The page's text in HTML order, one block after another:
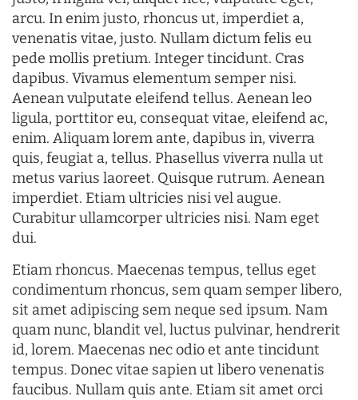
arcu. In enim justo, rhoncus ut, imperdiet a,
venenatis vitae, justo. Nullam dictum felis eu
pede mollis pretium. Integer tincidunt. Cras
dapibus. Vivamus elementum semper nisi.
Aenean vulputate eleifend tellus. Aenean leo
ligula, porttitor eu, consequat vitae, eleifend ac,
enim. Aliquam lorem ante, dapibus in, viverra
quis, feugiat a, tellus. Phasellus viverra nulla ut
metus varius laoreet. Quisque rutrum. Aenean
imperdiet. Etiam ultricies nisi vel augue.
Curabitur ullamcorper ultricies nisi. Nam eget
dui.
Etiam rhoncus. Maecenas tempus, tellus eget
condimentum rhoncus, sem quam semper libero,
sit amet adipiscing sem neque sed ipsum. Nam
quam nunc, blandit vel, luctus pulvinar, hendrerit
id, lorem. Maecenas nec odio et ante tincidunt
tempus. Donec vitae sapien ut libero venenatis
faucibus. Nullam quis ante. Etiam sit amet orci